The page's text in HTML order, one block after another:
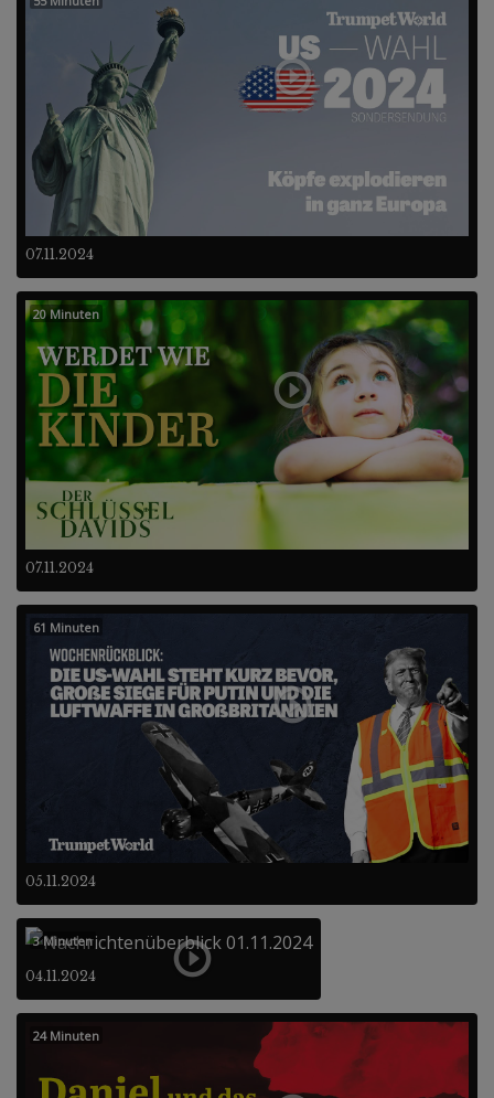
07.11.2024
07.11.2024
20 Minuten
05.11.2024
61 Minuten
04.11.2024
3 Minuten
24 Minuten